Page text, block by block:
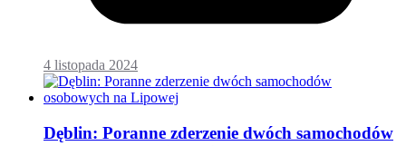
4 listopada 2024
Dęblin: Poranne zderzenie dwóch samochodów